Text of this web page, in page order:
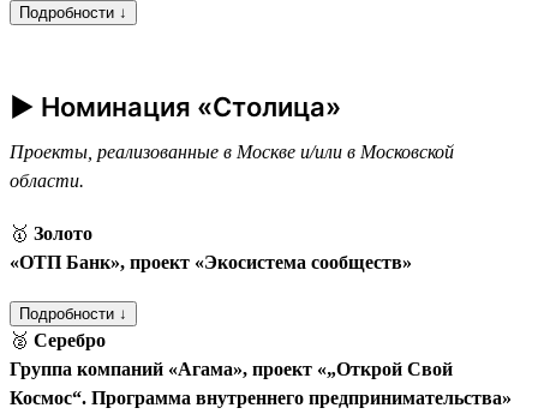
Подробности ↓
► Номинация «Столица»
Проекты, реализованные в Москве и/или в Московской
области.
🥇 Золото
«ОТП Банк», проект «Экосистема сообществ»
Подробности ↓
🥈 Серебро
Группа компаний «Агама», проект «„Открой Свой
Космос“. Программа внутреннего предпринимательства»